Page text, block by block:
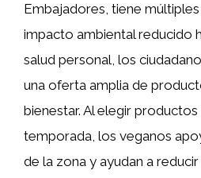
Embajadores, tiene
impacto ambiental reducido
salud personal, los
una oferta amplia de
bienestar. Al elegir
temporada, los veganos
de la zona y ayudan a